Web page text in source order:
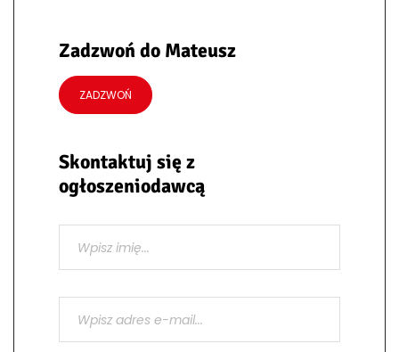
Zadzwoń do Mateusz
ZADZWOŃ
Skontaktuj się z
ogłoszeniodawcą